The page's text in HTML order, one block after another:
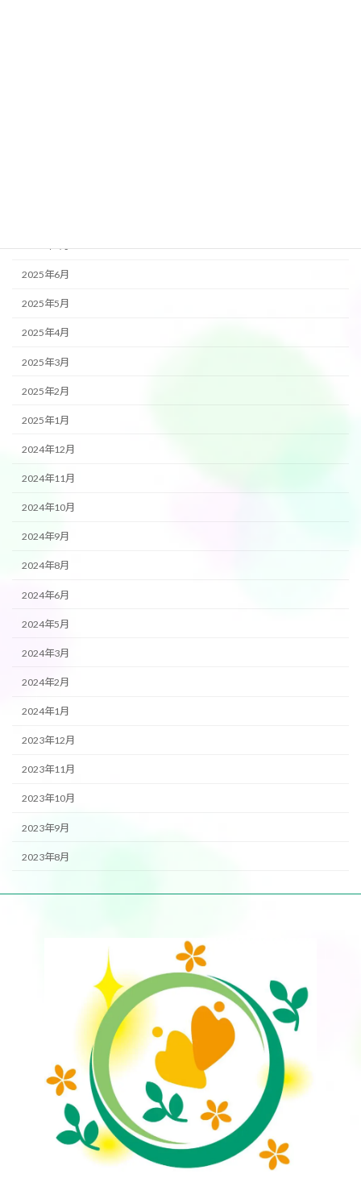
2025年7月
2025年6月
2025年5月
2025年4月
2025年3月
2025年2月
2025年1月
2024年12月
2024年11月
2024年10月
2024年9月
2024年8月
2024年6月
2024年5月
2024年3月
2024年2月
2024年1月
2023年12月
2023年11月
2023年10月
2023年9月
2023年8月